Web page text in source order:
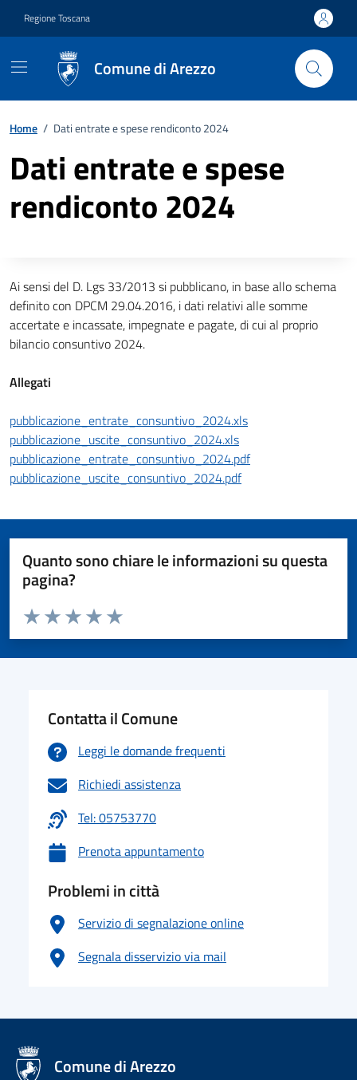
Regione Toscana
Comune di Arezzo
Home / Dati entrate e spese rendiconto 2024
Dati entrate e spese
rendiconto 2024
Descrizione completa
Ai sensi del D. Lgs 33/2013 si pubblicano, in base allo schema
definito con DPCM 29.04.2016, i dati relativi alle somme
accertate e incassate, impegnate e pagate, di cui al proprio
bilancio consuntivo 2024.
Allegati
pubblicazione_entrate_consuntivo_2024.xls
pubblicazione_uscite_consuntivo_2024.xls
pubblicazione_entrate_consuntivo_2024.pdf
pubblicazione_uscite_consuntivo_2024.pdf
Quanto sono chiare le informazioni su questa
pagina?
Valuta da 1 a 5 stelle la pagina
Valuta 5 stelle su 5
Valuta 4 stelle su 5
Valuta 3 stelle su 5
Valuta 2 stelle su 5
Valuta 1 stelle su 5
Contatta il Comune
Leggi le domande frequenti
Richiedi assistenza
Tel: 05753770
Prenota appuntamento
Problemi in città
Servizio di segnalazione online
Segnala disservizio via mail
logo Unione Europea
Comune di Arezzo